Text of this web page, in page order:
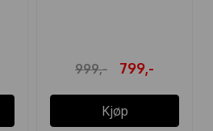
999,- 799,-
Kjøp